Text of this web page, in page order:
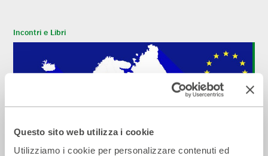
Questo sito web utilizza i cookie
Utilizziamo i cookie per personalizzare contenuti ed
Incontri e Libri